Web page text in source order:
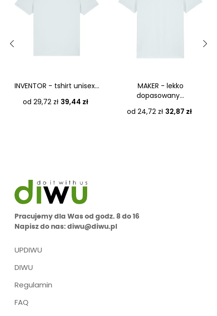
INVENTOR - tshirt unisex...
od 29,72 zł Cena
39,44 zł
MAKER - lekko
dopasowany...
od 24,72 zł Cena
32,87 zł
Pracujemy dla Was od godz. 8 do 16
Napisz do nas: diwu@diwu.pl
UPDIWU
DIWU
Regulamin
FAQ